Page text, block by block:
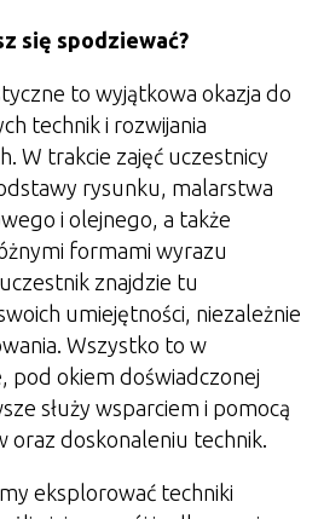
się spodziewać?
to wyjątkowa okazja do
technik i rozwijania
W trakcie zajęć uczestnicy
rysunku, malarstwa
i olejnego, a także
formami wyrazu
znajdzie tu
umiejętności, niezależnie
Wszystko to w
pod okiem doświadczonej
służy wsparciem i pomocą
oraz doskonaleniu technik.
eksplorować techniki